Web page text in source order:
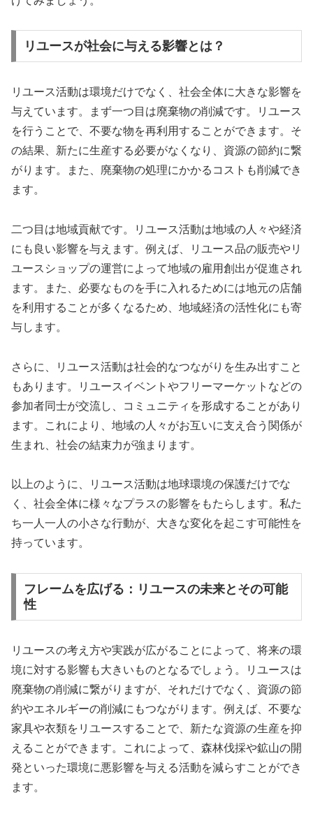
リユースが社会に与える影響とは？
リユース活動は環境だけでなく、社会全体に大きな影響を
与えています。まず一つ目は廃棄物の削減です。リユース
を行うことで、不要な物を再利用することができます。そ
の結果、新たに生産する必要がなくなり、資源の節約に繋
がります。また、廃棄物の処理にかかるコストも削減でき
ます。
二つ目は地域貢献です。リユース活動は地域の人々や経済
にも良い影響を与えます。例えば、リユース品の販売やリ
ユースショップの運営によって地域の雇用創出が促進され
ます。また、必要なものを手に入れるためには地元の店舗
を利用することが多くなるため、地域経済の活性化にも寄
与します。
さらに、リユース活動は社会的なつながりを生み出すこと
もあります。リユースイベントやフリーマーケットなどの
参加者同士が交流し、コミュニティを形成することがあり
ます。これにより、地域の人々がお互いに支え合う関係が
生まれ、社会の結束力が強まります。
以上のように、リユース活動は地球環境の保護だけでな
く、社会全体に様々なプラスの影響をもたらします。私た
ち一人一人の小さな行動が、大きな変化を起こす可能性を
持っています。
フレームを広げる：リユースの未来とその可能
性
リユースの考え方や実践が広がることによって、将来の環
境に対する影響も大きいものとなるでしょう。リユースは
廃棄物の削減に繋がりますが、それだけでなく、資源の節
約やエネルギーの削減にもつながります。例えば、不要な
家具や衣類をリユースすることで、新たな資源の生産を抑
えることができます。これによって、森林伐採や鉱山の開
発といった環境に悪影響を与える活動を減らすことができ
ます。